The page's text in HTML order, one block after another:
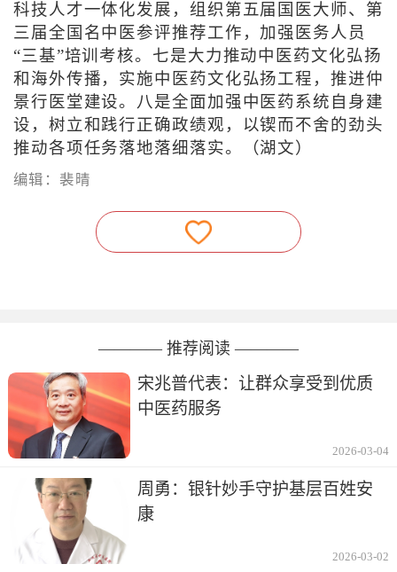
科技人才一体化发展，组织第五届国医大师、第
三届全国名中医参评推荐工作，加强医务人员
“三基”培训考核。七是大力推动中医药文化弘扬
和海外传播，实施中医药文化弘扬工程，推进仲
景行医堂建设。八是全面加强中医药系统自身建
设，树立和践行正确政绩观，以锲而不舍的劲头
推动各项任务落地落细落实。（湖文）
编辑：裴晴
———— 推荐阅读 ————
宋兆普代表：让群众享受到优质
中医药服务
2026-03-04
周勇：银针妙手守护基层百姓安
康
2026-03-02